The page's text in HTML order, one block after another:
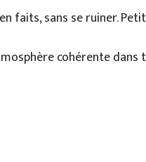
faits, sans se ruiner.
cohérente dans